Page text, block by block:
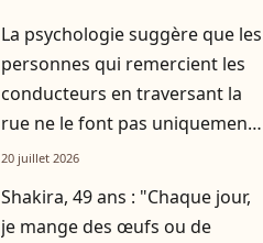
La psychologie suggère que les
personnes qui remercient les
conducteurs en traversant la
rue ne le font pas uniquement
par gratitude
20 juillet 2026
Shakira, 49 ans : "Chaque jour,
je mange des œufs ou de